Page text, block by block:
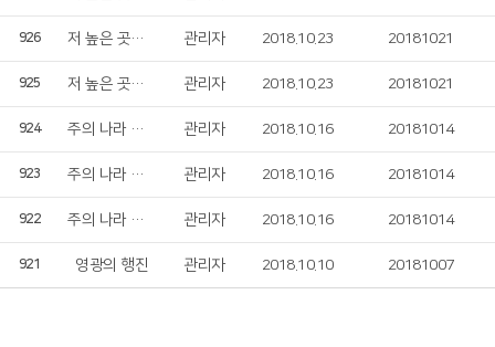
926 저 높은 곳을 향하여 관리자 2018.10.23 20181021
925 저 높은 곳을 향하여 관리자 2018.10.23 20181021
924 주의 나라 임하소서 관리자 2018.10.16 20181014
923 주의 나라 임하소서 관리자 2018.10.16 20181014
922 주의 나라 임하소서 관리자 2018.10.16 20181014
921 영광의 행진 관리자 2018.10.10 20181007